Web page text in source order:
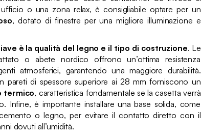
o una zona relax, è consigliabile optare per un
, dotato di finestre per una migliore illuminazione e
è la qualità del legno e il tipo di costruzione. Le
o abete nordico offrono un’ottima resistenza
atmosferici, garantendo una maggiore durabilità.
pareti di spessore superiore ai 28 mm forniscono un
termico, caratteristica fondamentale se la casetta verrà
Infine, è importante installare una base solida, come
o legno, per evitare il contatto diretto con il
dovuti all’umidità.